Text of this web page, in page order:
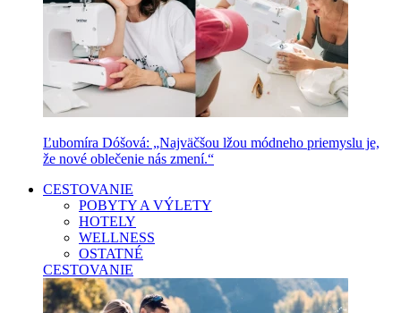
Ľubomíra Dóšová: „Najväčšou lžou módneho priemyslu je,
že nové oblečenie nás zmení.“
CESTOVANIE
POBYTY A VÝLETY
HOTELY
WELLNESS
OSTATNÉ
CESTOVANIE